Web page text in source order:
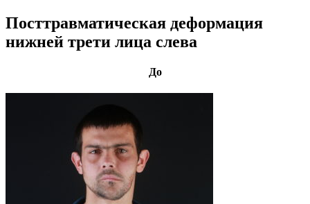
Посттравматическая деформация
нижней трети лица слева
До